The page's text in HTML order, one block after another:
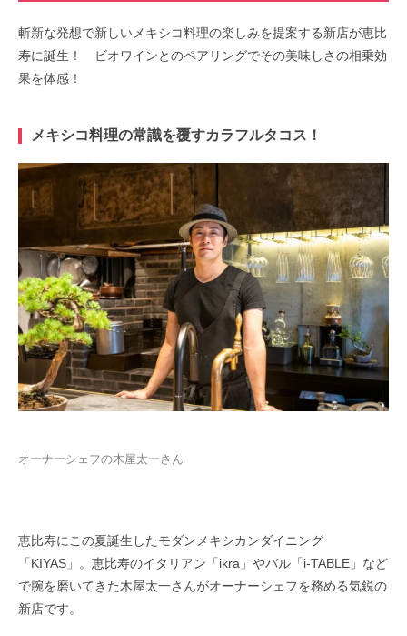
斬新な発想で新しいメキシコ料理の楽しみを提案する新店が恵比
寿に誕生！ ビオワインとのペアリングでその美味しさの相乗効
果を体感！
メキシコ料理の常識を覆すカラフルタコス！
オーナーシェフの木屋太一さん
恵比寿にこの夏誕生したモダンメキシカンダイニング
「KIYAS」。恵比寿のイタリアン「ikra」やバル「i-TABLE」など
で腕を磨いてきた木屋太一さんがオーナーシェフを務める気鋭の
新店です。